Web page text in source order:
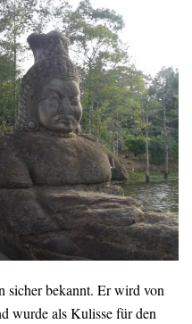
sicher bekannt. Er wird von
wurde als Kulisse für den